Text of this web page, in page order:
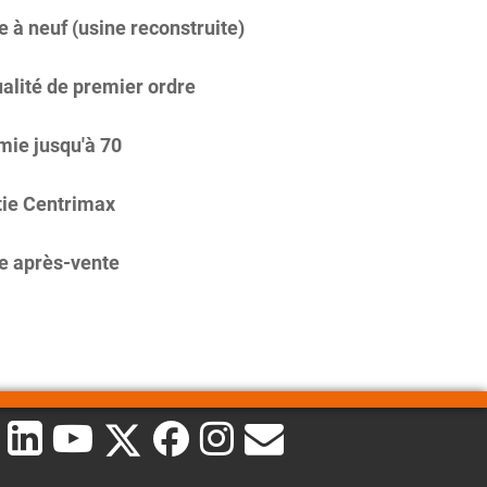
à neuf (usine reconstruite)
de premier ordre
jusqu'à 70
Centrimax
après-vente